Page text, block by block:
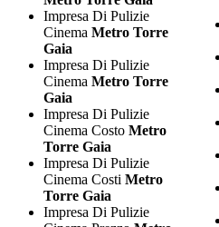
Impresa Di Pulizie
Cinema Metro Torre
Gaia
Impresa Di Pulizie
Cinema Metro Torre
Gaia
Impresa Di Pulizie
Cinema Costo Metro
Torre Gaia
Impresa Di Pulizie
Cinema Costi Metro
Torre Gaia
Impresa Di Pulizie